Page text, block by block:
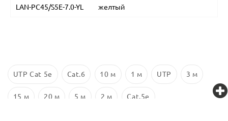
LAN-PC45/S5E-7.0-YL желтый
UTP Cat 5e Cat.6 10 м 1 м UTP 3 м
15 м 20 м 5 м 2 м Cat.5e